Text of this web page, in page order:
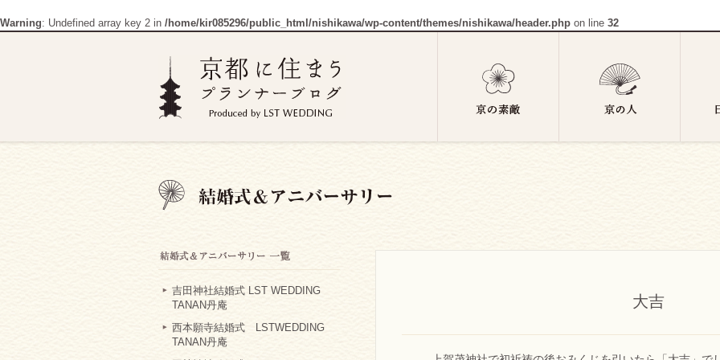
Warning: Undefined array key 2 in /home/kir085296/public_html/nishikawa/wp-content/themes/nishikawa/header.php on line 32
吉田神社結婚式 LST WEDDING
TANAN丹庵
西本願寺結婚式 LSTWEDDING
TANAN丹庵
大吉